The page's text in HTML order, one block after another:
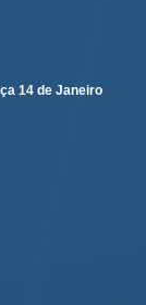
14 de Janeiro